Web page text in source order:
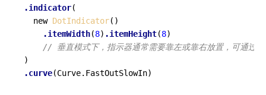
.indicator(
  new
DotIndicator()
.itemWidth(8) .itemHeight(8)
// 垂直模式下，指示器通常需要靠左或靠右放置，可通过
.curve(Curve.FastOutSlowIn)